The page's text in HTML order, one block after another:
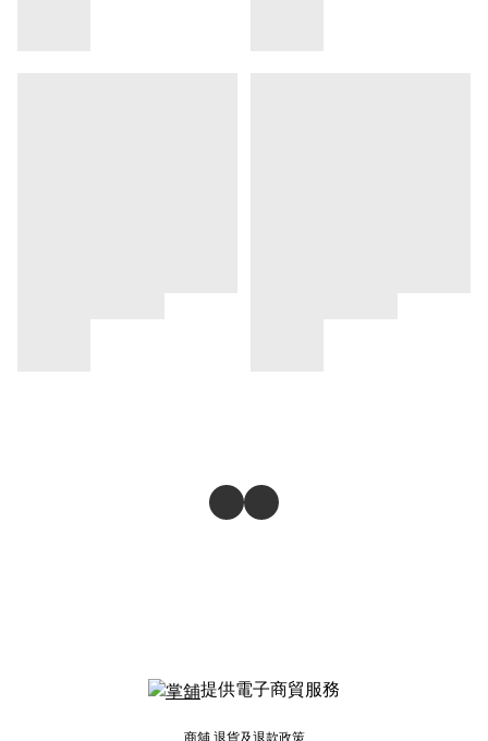
提供電子商貿服務